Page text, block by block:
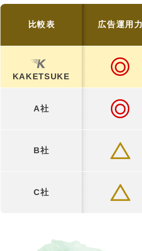
比較表 広告運用力
KAKETSUKE
A社
B社
C社